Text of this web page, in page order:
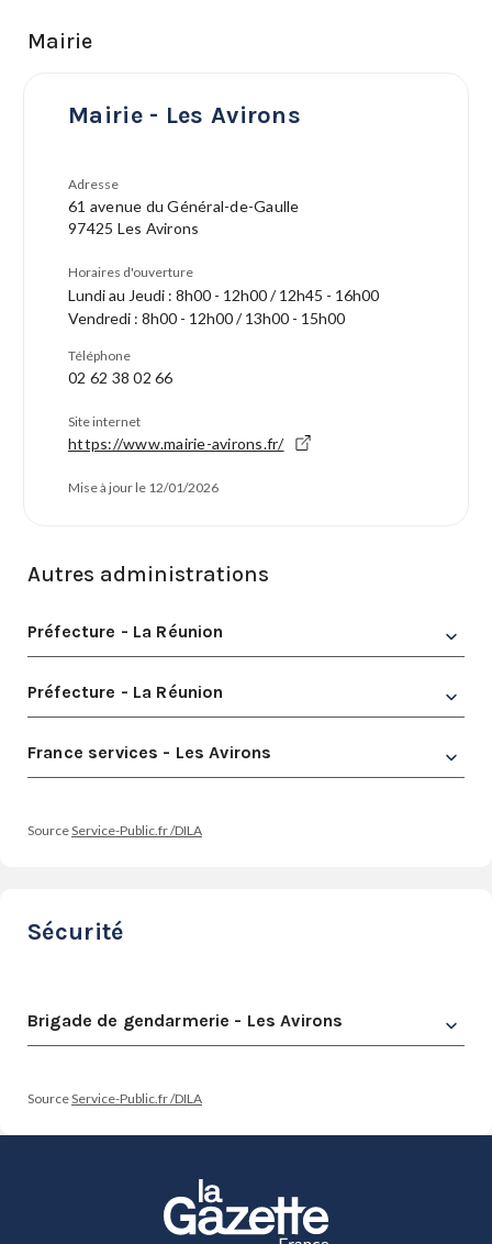
Mairie
Mairie - Les Avirons
Adresse
61 avenue du Général-de-Gaulle
97425 Les Avirons
Horaires d'ouverture
Lundi au Jeudi : 8h00 - 12h00 / 12h45 - 16h00
Vendredi : 8h00 - 12h00 / 13h00 - 15h00
Téléphone
02 62 38 02 66
Site internet
https://www.mairie-avirons.fr/
Mise à jour le 12/01/2026
Autres administrations
Préfecture - La Réunion
Préfecture - La Réunion
France services - Les Avirons
SourceService-Public.fr /DILA
Sécurité
Brigade de gendarmerie - Les Avirons
SourceService-Public.fr /DILA